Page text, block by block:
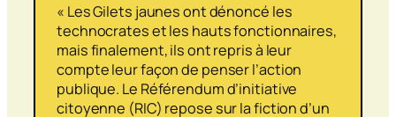
« Les Gilets jaunes ont dénoncé les
technocrates et les hauts fonctionnaires,
mais finalement, ils ont repris à leur
compte leur façon de penser l’action
publique. Le Référendum d’initiative
citoyenne (RIC) repose sur la fiction d’un